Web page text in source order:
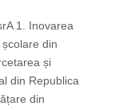
1. Inovarea
din
și
din Republica
din